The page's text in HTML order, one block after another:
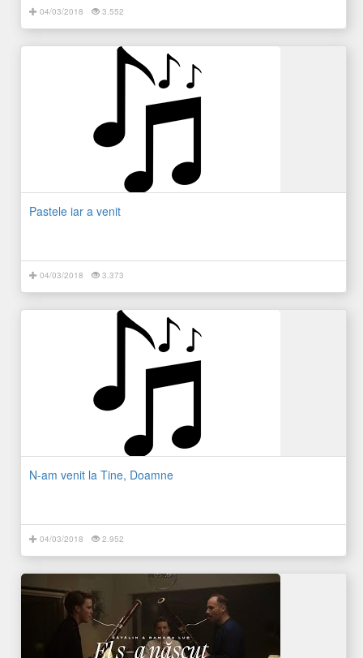
04/03/2018 3.552
Pastele iar a venit
04/03/2018 3.373
N-am venit la Tine, Doamne
04/03/2018 2.952